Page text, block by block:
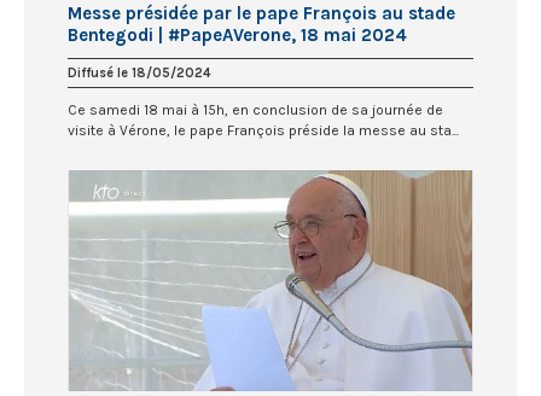
Messe présidée par le pape François au stade
Bentegodi | #PapeAVerone, 18 mai 2024
Diffusé le 18/05/2024
Ce samedi 18 mai à 15h, en conclusion de sa journée de
visite à Vérone, le pape François préside la messe au sta...